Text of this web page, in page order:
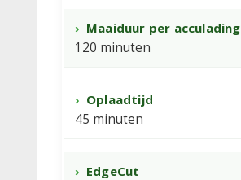
Maaiduur per acculading
120 minuten
Oplaadtijd
45 minuten
EdgeCut